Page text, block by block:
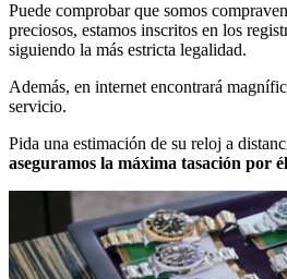
Puede comprobar que somos
preciosos, estamos inscritos en los
siguiendo la más estricta legalidad.
Además, en internet encontrará
servicio.
Pida una estimación de su reloj a
aseguramos la máxima tasación por